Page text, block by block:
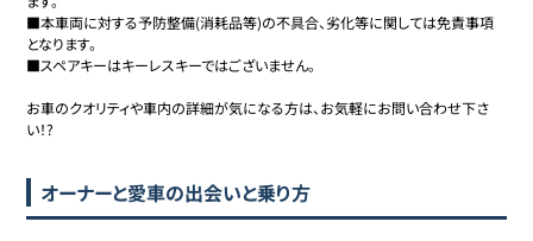
■本車両に対する予防整備(消耗品等)の不具合、劣化等に関しては免責事項
となります。
■スペアキーはキーレスキーではございません。
お車のクオリティや車内の詳細が気になる方は、お気軽にお問い合わせ下さ
い！?
オーナーと愛車の出会いと乗り方